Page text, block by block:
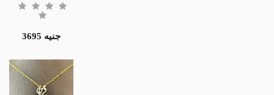
3695 جنيه